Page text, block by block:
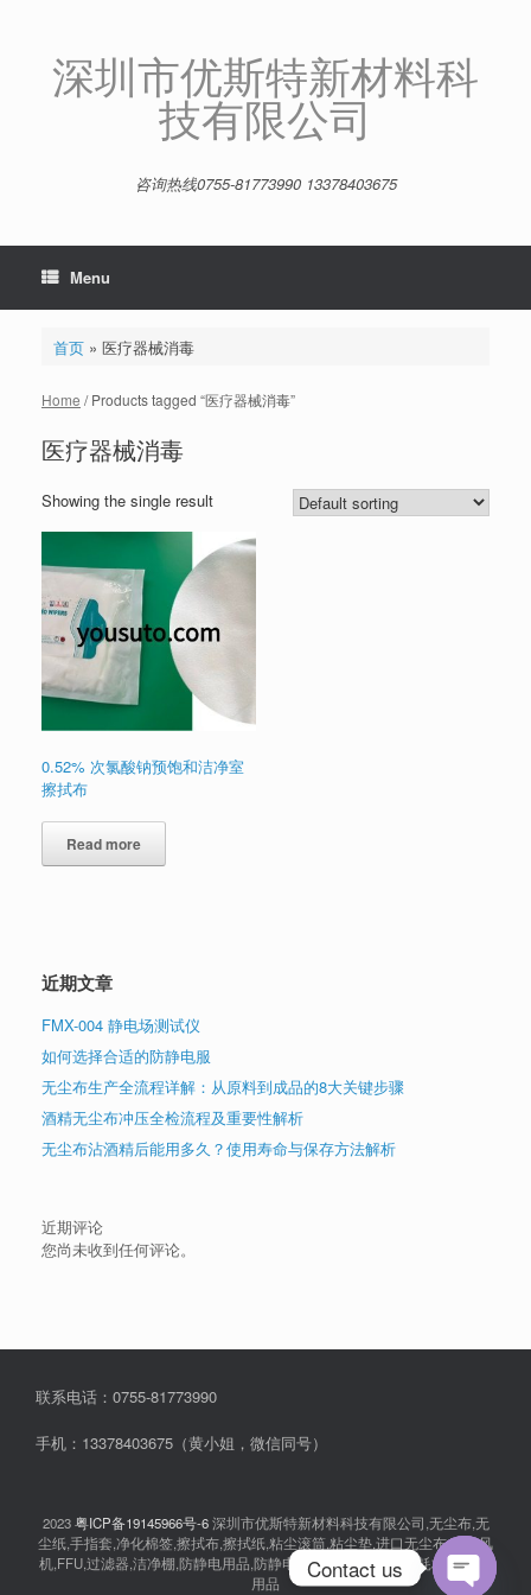
深圳市优斯特新材料科
技有限公司
咨询热线0755-81773990 13378403675
Menu
首页» 医疗器械消毒
Home / Products tagged “医疗器械消毒”
医疗器械消毒
Showing the single result
0.52% 次氯酸钠预饱和洁净室
擦拭布
Read more
近期文章
FMX-004 静电场测试仪
如何选择合适的防静电服
无尘布生产全流程详解：从原料到成品的8大关键步骤
酒精无尘布冲压全检流程及重要性解析
无尘布沾酒精后能用多久？使用寿命与保存方法解析
近期评论
您尚未收到任何评论。
联系电话：0755-81773990
手机：13378403675（黄小姐，微信同号）
2023粤ICP备19145966号-6深圳市优斯特新材料科技有限公司,无尘布,无
尘纸,手指套,净化棉签,擦拭布,擦拭纸,粘尘滚筒,粘尘垫,进口无尘布,离子风
机,FFU,过滤器,洁净棚,防静电用品,防静电衣服,无尘室消耗品,耗材,实验室
用品
Contact us